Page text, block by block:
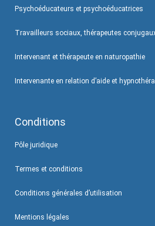
Psychoéducateurs et psychoéducatrices
Travailleurs sociaux, thérapeutes
Intervenant et thérapeute en naturopathie
Intervenante en relation d’aide et
Conditions
Pôle juridique
Termes et conditions
Conditions générales d’utilisation
Mentions légales